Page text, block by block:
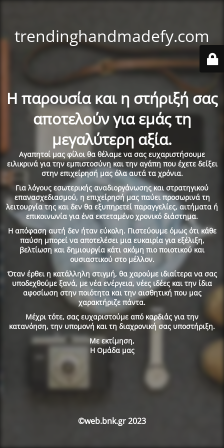
trendinghandmadefy.com
Η παρουσία και η στήριξή σας
αποτελούν για εμάς τη
μεγαλύτερη αξία.
Αγαπητοί μας φίλοι θα θέλαμε να σας ευχαριστήσουμε
ειλικρινά για την εμπιστοσύνη και την αγάπη που έχετε δείξει
στην επιχείρησή μας όλα αυτά τα χρόνια.
Για λόγους εσωτερικής αναδιοργάνωσης και στρατηγικού
επανασχεδιασμού, η επιχείρησή μας παύει προσωρινά τη
λειτουργία της και δεν θα εξυπηρετεί παραγγελίες, αιτήματα ή
επικοινωνία για ένα εκτεταμένο χρονικό διάστημα.
Η απόφαση αυτή δεν ήταν εύκολη. Πιστεύουμε όμως ότι κάθε
παύση μπορεί να αποτελέσει μια ευκαιρία για εξέλιξη,
βελτίωση και δημιουργία κάτι ακόμη πιο ποιοτικού και
ουσιαστικού στο μέλλον.
Όταν έρθει η κατάλληλη στιγμή, θα χαρούμε ιδιαίτερα να σας
υποδεχθούμε ξανά, με νέα ενέργεια, νέες ιδέες και την ίδια
αφοσίωση στην ποιότητα και την αισθητική που μας
χαρακτήριζε πάντα.
Μέχρι τότε, σας ευχαριστούμε από καρδιάς για την
κατανόηση, την υπομονή και τη διαχρονική σας υποστήριξη.
Με εκτίμηση,
Η Ομάδα μας
©web.bnk.gr 2023